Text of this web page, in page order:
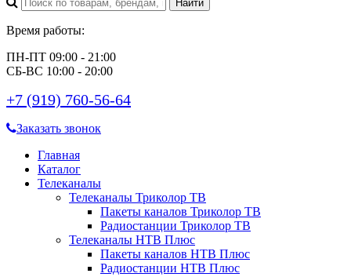
Время работы:
ПН-ПТ 09:00 - 21:00
СБ-ВС 10:00 - 20:00
+7 (919) 760-56-64
Заказать звонок
Главная
Каталог
Телеканалы
Телеканалы Триколор ТВ
Пакеты каналов Триколор ТВ
Радиостанции Триколор ТВ
Телеканалы НТВ Плюс
Пакеты каналов НТВ Плюс
Радиостанции НТВ Плюс